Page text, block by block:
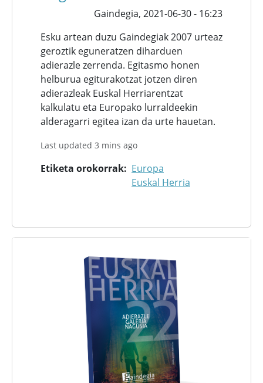
Gaindegia, 2021-06-30 - 16:23
Esku artean duzu Gaindegiak 2007 urteaz
geroztik eguneratzen diharduen
adierazle zerrenda. Egitasmo honen
helburua egiturakotzat jotzen diren
adierazleak Euskal Herriarentzat
kalkulatu eta Europako lurraldeekin
alderagarri egitea izan da urte hauetan.
Last updated 3 mins ago
Etiketa orokorrak
Europa
Euskal Herria